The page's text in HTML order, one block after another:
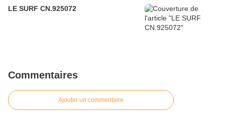
LE SURF CN.925072
Commentaires
Ajouter un commentaire